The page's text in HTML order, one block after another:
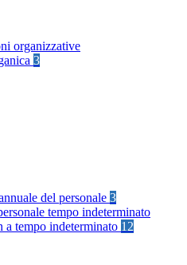
organizzative
3
del personale 3
tempo indeterminato
a tempo indeterminato 12